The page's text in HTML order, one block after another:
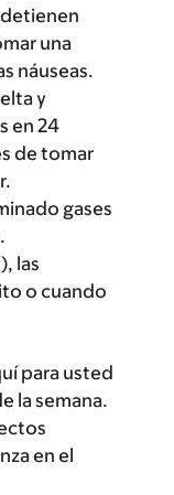
una
náuseas.
y
en 24
de tomar
gases
las
o cuando
para usted
la semana.
en el